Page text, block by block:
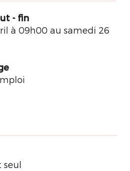
- fin
à 09h00 au samedi 26
seul